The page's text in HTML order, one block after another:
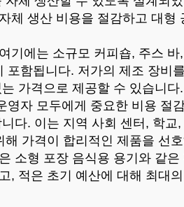
체 생산 비용을 절감하고 대형
기에는 소규모 커피숍, 주스
함됩니다. 저가의 제조 장비
가격으로 제공할 수 있습니다
자 모두에게 중요한 비용 절
다. 이는 지역 사회 센터, 학교
가격이 합리적인 제품을 선
소형 포장 음식용 용기와 같
, 적은 초기 예산에 대해 최대